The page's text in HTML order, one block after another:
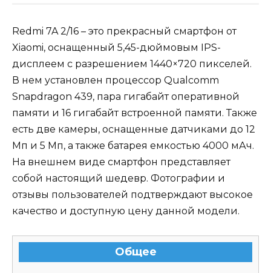
Redmi 7A 2/16 – это прекрасный смартфон от
Xiaomi, оснащенный 5,45-дюймовым IPS-
дисплеем с разрешением 1440×720 пикселей.
В нем установлен процессор Qualcomm
Snapdragon 439, пара гигабайт оперативной
памяти и 16 гигабайт встроенной памяти. Также
есть две камеры, оснащенные датчиками до 12
Мп и 5 Мп, а также батарея емкостью 4000 мАч.
На внешнем виде смартфон представляет
собой настоящий шедевр. Фотографии и
отзывы пользователей подтверждают высокое
качество и доступную цену данной модели.
Общее